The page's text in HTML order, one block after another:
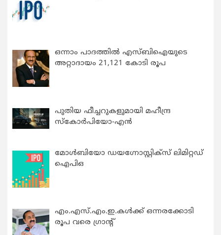
ഒന്നാം പാദത്തിൽ എസ്ബിഐയുടെ
അറ്റാദായം 21,121 കോടി രൂപ
പുതിയ ഫീച്ചറുകളുമായി മഹീന്ദ്ര
സ്കോർപിയോ-എൻ
മോൾബിയോ ഡയഗ്നോസ്റ്റിക്സ് ലിമിറ്റഡ്
ഐപിഒ
എം.എസ്.എം.ഇ.കൾക്ക് ഒന്നരക്കോടി
രൂപ വരെ ഗ്രാന്റ്